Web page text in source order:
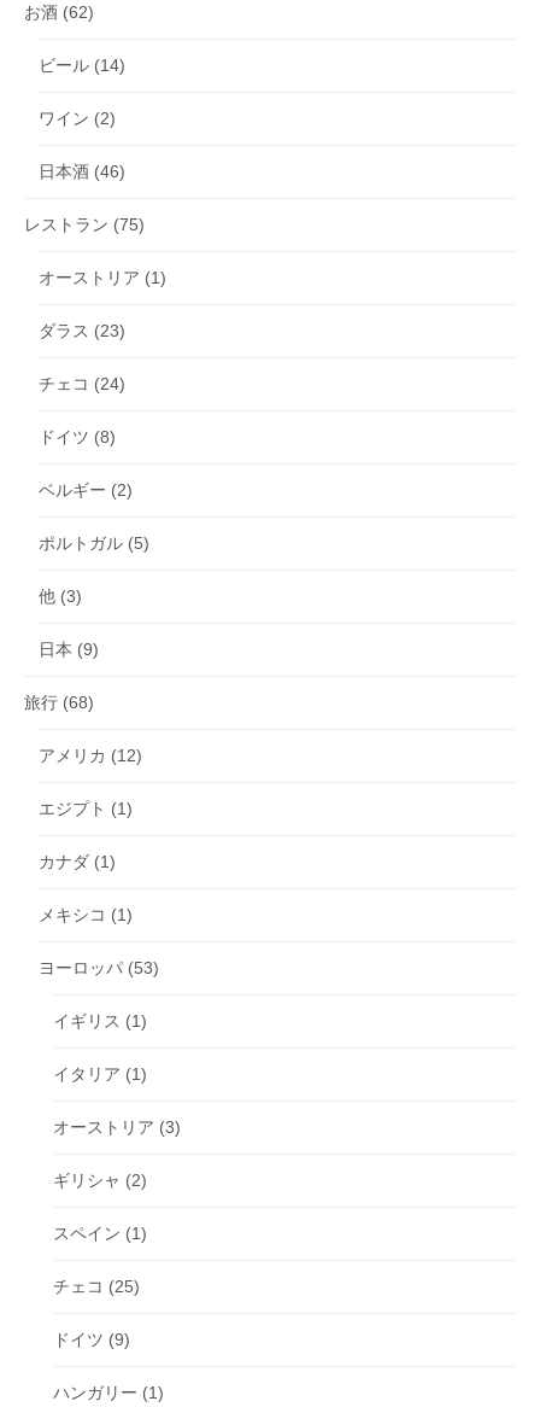
お酒 (62)
ビール (14)
ワイン (2)
日本酒 (46)
レストラン (75)
オーストリア (1)
ダラス (23)
チェコ (24)
ドイツ (8)
ベルギー (2)
ポルトガル (5)
他 (3)
日本 (9)
旅行 (68)
アメリカ (12)
エジプト (1)
カナダ (1)
メキシコ (1)
ヨーロッパ (53)
イギリス (1)
イタリア (1)
オーストリア (3)
ギリシャ (2)
スペイン (1)
チェコ (25)
ドイツ (9)
ハンガリー (1)